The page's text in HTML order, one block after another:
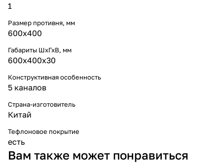
1
Размер противня, мм
600х400
Габариты ШхГхВ, мм
600х400х30
Конструктивная особенность
5 каналов
Страна-изготовитель
Китай
Тефлоновое покрытие
есть
Вам также может понравиться